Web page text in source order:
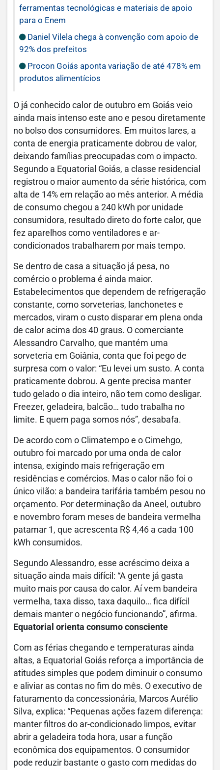
ferramentas tecnológicas e materiais de apoio
para o Enem
Daniel Vilela chega à convenção com apoio de
92% dos prefeitos
Procon Goiás aponta variação de até 478% em
produtos alimentícios
O já conhecido calor de outubro em Goiás veio
ainda mais intenso este ano e pesou diretamente
no bolso dos consumidores. Em muitos lares, a
conta de energia praticamente dobrou de valor,
deixando famílias preocupadas com o impacto.
Segundo a Equatorial Goiás, a classe residencial
registrou o maior aumento da série histórica, com
alta de 14% em relação ao mês anterior. A média
de consumo chegou a 240 kWh por unidade
consumidora, resultado direto do forte calor, que
fez aparelhos como ventiladores e ar-
condicionados trabalharem por mais tempo.
Se dentro de casa a situação já pesa, no
comércio o problema é ainda maior.
Estabelecimentos que dependem de refrigeração
constante, como sorveterias, lanchonetes e
mercados, viram o custo disparar em plena onda
de calor acima dos 40 graus. O comerciante
Alessandro Carvalho, que mantém uma
sorveteria em Goiânia, conta que foi pego de
surpresa com o valor: “Eu levei um susto. A conta
praticamente dobrou. A gente precisa manter
tudo gelado o dia inteiro, não tem como desligar.
Freezer, geladeira, balcão… tudo trabalha no
limite. E quem paga somos nós”, desabafa.
De acordo com o Climatempo e o Cimehgo,
outubro foi marcado por uma onda de calor
intensa, exigindo mais refrigeração em
residências e comércios. Mas o calor não foi o
único vilão: a bandeira tarifária também pesou no
orçamento. Por determinação da Aneel, outubro
e novembro foram meses de bandeira vermelha
patamar 1, que acrescenta R$ 4,46 a cada 100
kWh consumidos.
Segundo Alessandro, esse acréscimo deixa a
situação ainda mais difícil: “A gente já gasta
muito mais por causa do calor. Aí vem bandeira
vermelha, taxa disso, taxa daquilo… fica difícil
demais manter o negócio funcionando”, afirma.
Equatorial orienta consumo consciente
Com as férias chegando e temperaturas ainda
altas, a Equatorial Goiás reforça a importância de
atitudes simples que podem diminuir o consumo
e aliviar as contas no fim do mês. O executivo de
faturamento da concessionária, Marcos Aurélio
Silva, explica: “Pequenas ações fazem diferença:
manter filtros do ar-condicionado limpos, evitar
abrir a geladeira toda hora, usar a função
econômica dos equipamentos. O consumidor
pode reduzir bastante o gasto com medidas do